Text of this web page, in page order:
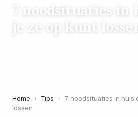
7 noodsituaties in
je ze op kunt
Home › Tips › 7 noodsituaties in huis
lossen